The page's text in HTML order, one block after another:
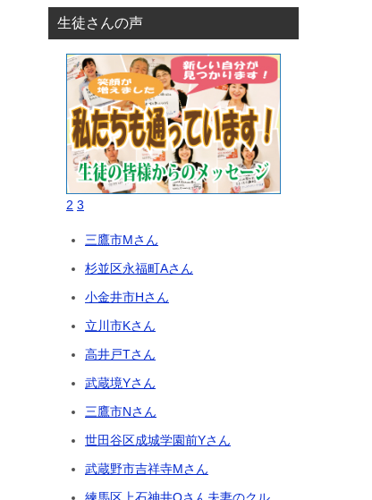
生徒さんの声
2 3
三鷹市Mさん
杉並区永福町Aさん
小金井市Hさん
立川市Kさん
高井戸Tさん
武蔵境Yさん
三鷹市Nさん
世田谷区成城学園前Yさん
武蔵野市吉祥寺Mさん
練馬区上石神井Oさん夫妻のクル